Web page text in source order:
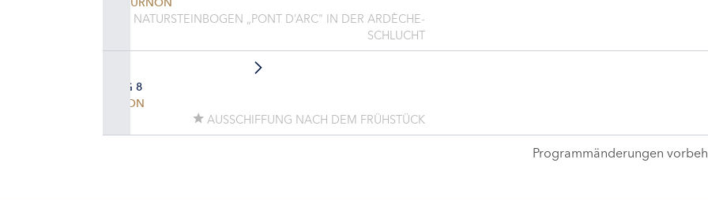
TOURNON
NATURSTEINBOGEN „PONT D’ARC" IN DER ARDÈCHE-
SCHLUCHT
TAG 8
LYON
AUSSCHIFFUNG NACH DEM FRÜHSTÜCK
Programmänderungen